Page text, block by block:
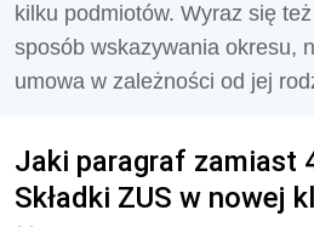
kilku podmiotów. Wyraz się
sposób wskazywania okresu,
umowa w zależności od jej
Jaki paragraf zamiast
Składki ZUS w nowej